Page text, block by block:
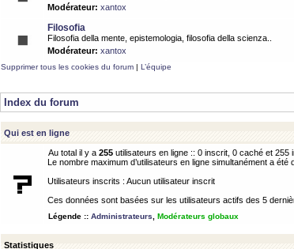
Modérateur: xantox
Filosofia
Filosofia della mente, epistemologia, filosofia della scienza..
Modérateur: xantox
Supprimer tous les cookies du forum | L’équipe
Index du forum
Qui est en ligne
Au total il y a 255 utilisateurs en ligne :: 0 inscrit, 0 caché et 255
Le nombre maximum d’utilisateurs en ligne simultanément a été
Utilisateurs inscrits : Aucun utilisateur inscrit
Ces données sont basées sur les utilisateurs actifs des 5
Légende :: Administrateurs Modérateurs globaux
Statistiques